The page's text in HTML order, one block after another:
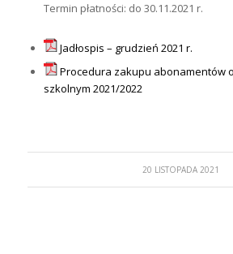
Termin płatności: do 30.11.2021 r.
Jadłospis – grudzień 2021 r.
Procedura zakupu abonamentów
szkolnym 2021/2022
20 LISTOPADA 2021